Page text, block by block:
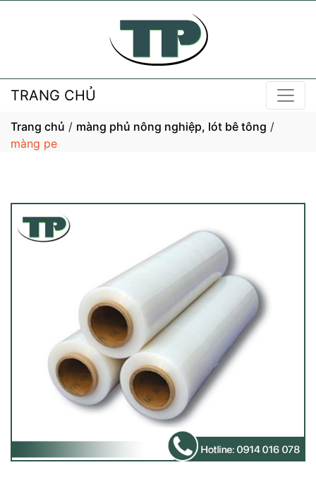
TRANG CHỦ
Trang chủ / màng phủ nông nghiệp, lót bê tông /
màng pe